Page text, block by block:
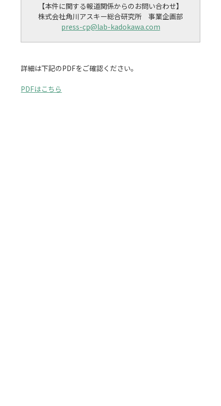
【本件に関する報道関係からのお問い合わせ】
press-cp@lab-kadokawa.com
詳細は下記のPDFをご確認ください。
PDFはこちら